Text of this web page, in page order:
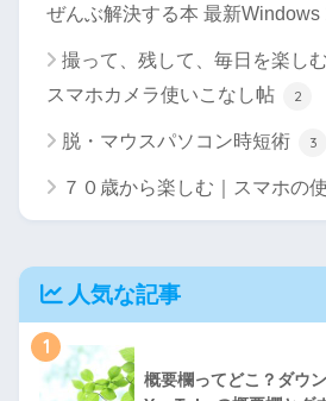
ぜんぶ解決する本 最新Windows
撮って、残して、毎日を楽し
スマホカメラ使いこなし帖
2
脱・マウスパソコン時短術 3
７０歳から楽しむ｜スマホの
人気な記事
1
概要欄ってどこ？ダウ